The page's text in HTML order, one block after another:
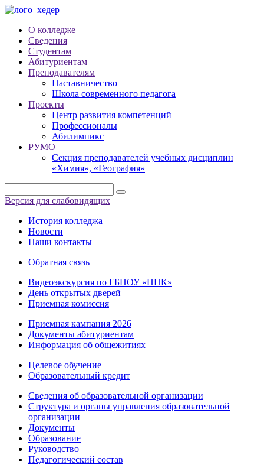
О колледже
Сведения
Студентам
Абитуриентам
Преподавателям
Наставничество
Школа современного педагога
Проекты
Центр развития компетенций
Профессионалы
Абилимпикс
РУМО
Секция преподавателей учебных дисциплин
«Химия», «География»
Версия для слабовидящих
История колледжа
Новости
Наши контакты
Обратная связь
Видеоэкскурсия по ГБПОУ «ПНК»
День открытых дверей
Приемная комиссия
Приемная кампания 2026
Дoкументы абитуриентам
Информация об общежитиях
Целевое обучение
Образовательный кредит
Сведения об образовательной организации
Структура и органы управления образовательной
организации
Документы
Образование
Руководство
Педагогический состав